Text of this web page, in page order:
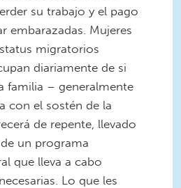
su trabajo y el pago
embarazadas. Mujeres
migratorios
diariamente de si
familia – generalmente
con el sostén de la
de repente, llevado
un programa
que lleva a cabo
Lo que les